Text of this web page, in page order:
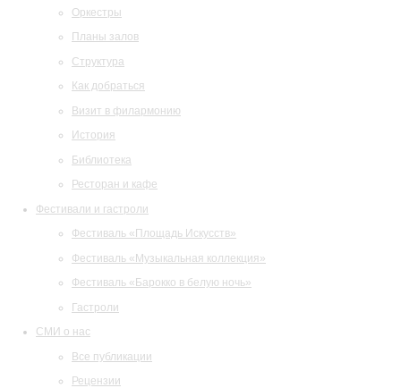
Оркестры
Планы залов
Структура
Как добраться
Визит в филармонию
История
Библиотека
Ресторан и кафе
Фестивали и гастроли
Фестиваль «Площадь Искусств»
Фестиваль «Музыкальная коллекция»
Фестиваль «Барокко в белую ночь»
Гастроли
СМИ о нас
Все публикации
Рецензии